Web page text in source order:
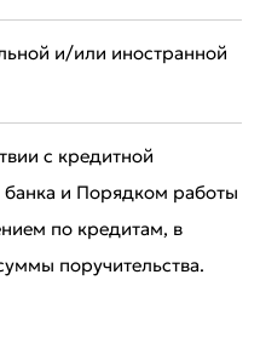
и/или иностранной
с кредитной
банка и Порядком работы
по кредитам, в
поручительства.